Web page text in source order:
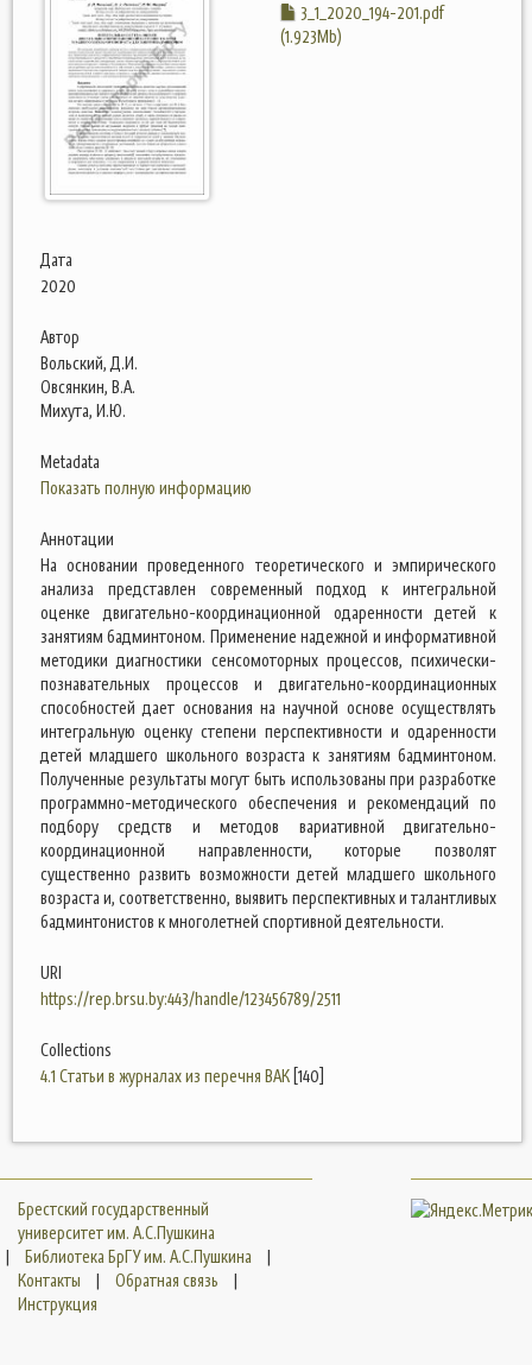
3_1_2020_194-201.pdf
(1.923Mb)
Дата
2020
Автор
Вольский, Д.И.
Овсянкин, В.А.
Михута, И.Ю.
Metadata
Показать полную информацию
Аннотации
На основании проведенного теоретического и эмпирического
анализа представлен современный подход к интегральной
оценке двигательно-координационной одаренности детей к
занятиям бадминтоном. Применение надежной и информативной
методики диагностики сенсомоторных процессов, психически-
познавательных процессов и двигательно-координационных
способностей дает основания на научной основе осуществлять
интегральную оценку степени перспективности и одаренности
детей младшего школьного возраста к занятиям бадминтоном.
Полученные результаты могут быть использованы при разработке
программно-методического обеспечения и рекомендаций по
подбору средств и методов вариативной двигательно-
координационной направленности, которые позволят
существенно развить возможности детей младшего школьного
возраста и, соответственно, выявить перспективных и талантливых
бадминтонистов к многолетней спортивной деятельности.
URI
https://rep.brsu.by:443/handle/123456789/2511
Collections
4.1 Статьи в журналах из перечня ВАК [140]
Брестский государственный
университет им. А.С.Пушкина
|
Библиотека БрГУ им. А.С.Пушкина
|
Контакты
| Обратная связь
|
Инструкция